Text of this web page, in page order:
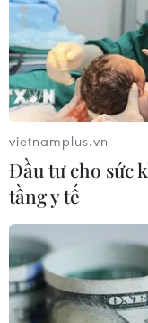
vietnamplus.vn
Đầu tư cho sức
tầng y tế